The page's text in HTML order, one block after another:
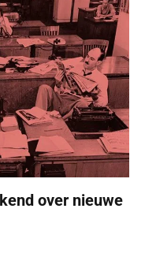
over nieuwe